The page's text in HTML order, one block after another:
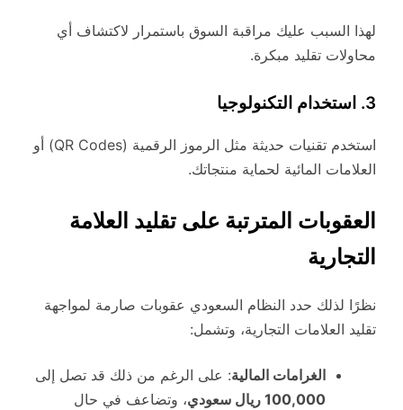
لهذا السبب عليك مراقبة السوق باستمرار لاكتشاف أي
محاولات تقليد مبكرة.
3. استخدام التكنولوجيا
استخدم تقنيات حديثة مثل الرموز الرقمية (QR Codes) أو
العلامات المائية لحماية منتجاتك.
العقوبات المترتبة على تقليد العلامة
التجارية
نظرًا لذلك حدد النظام السعودي عقوبات صارمة لمواجهة
تقليد العلامات التجارية، وتشمل:
الغرامات المالية: على الرغم من ذلك قد تصل إلى
100,000 ريال سعودي
، وتضاعف في حال